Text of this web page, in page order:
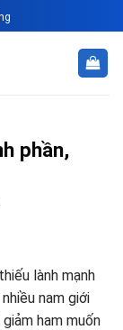
phần,
lành mạnh
nam giới
ham muốn